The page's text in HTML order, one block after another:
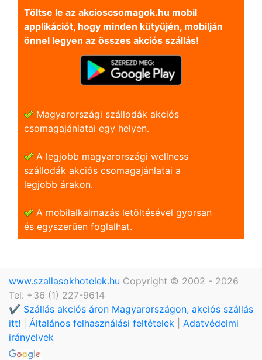
Töltse le az akcioscsomagok.hu mobil
applikációt, hogy minden kütyüjén, mobilján
önnel legyen az összes akciós szállás!
Magyarországi szállodák akciós
csomagajánlatai egy helyen.
A legjobb magyarországi wellness
szállodák akciós csomagajánlatai a
legjobb árakon.
A mobilalkalmazás letöltésével gyorsan
és egyszerũen foglalhat.
www.szallasokhotelek.hu Copyright © 2002 - 2026
Tel: +36 (1) 227-9614
✔️ Szállás akciós áron Magyarországon, akciós szállás
itt!
Általános felhasználási feltételek
Adatvédelmi
irányelvek